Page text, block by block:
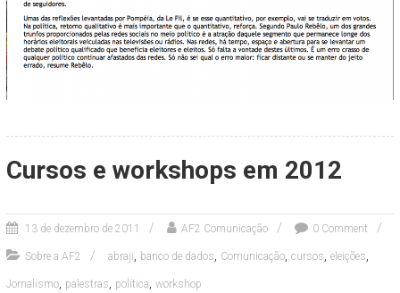
Cursos e workshops em 2012
13 de dezembro de 2011 AF2 Comunicação 0 Comment
Sobre a AF2 abraji, banco de dados, Comunicação, cursos, eleições,
Jornalismo, palestras, política, workshop